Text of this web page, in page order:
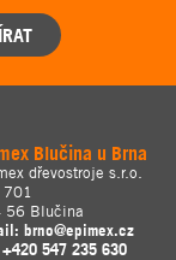
Blučina u Brna
dřevostroje s.r.o.
701
56 Blučina
brno@epimex.cz
+420 547 235 630